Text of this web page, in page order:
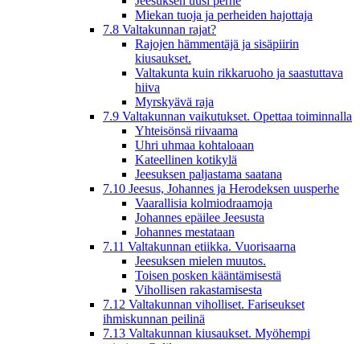
Miekan tuoja ja perheiden hajottaja
7.8 Valtakunnan rajat?
Rajojen hämmentäjä ja sisäpiirin
kiusaukset.
Valtakunta kuin rikkaruoho ja saastuttava
hiiva
Myrskyävä raja
7.9 Valtakunnan vaikutukset. Opettaa toiminnalla
Yhteisönsä riivaama
Uhri uhmaa kohtaloaan
Kateellinen kotikylä
Jeesuksen paljastama saatana
7.10 Jeesus, Johannes ja Herodeksen uusperhe
Vaarallisia kolmiodraamoja
Johannes epäilee Jeesusta
Johannes mestataan
7.11 Valtakunnan etiikka. Vuorisaarna
Jeesuksen mielen muutos.
Toisen posken kääntämisestä
Vihollisen rakastamisesta
7.12 Valtakunnan viholliset. Fariseukset
ihmiskunnan peilinä
7.13 Valtakunnan kiusaukset. Myöhempi